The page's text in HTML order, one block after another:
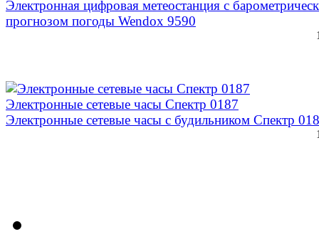
Электронная цифровая метеостанция c
прогнозом погоды Wendox 9590
Электронные сетевые часы Спектр 0187
Электронные сетевые часы с будильником Спектр